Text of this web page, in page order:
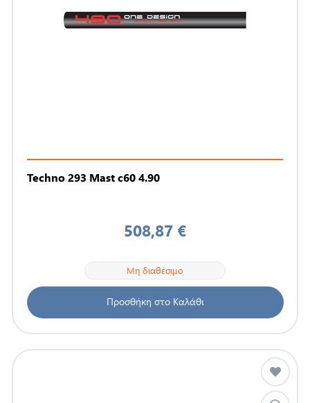
Techno 293 Mast c60 4.90
508,87 €
Μη διαθέσιμο
Προσθήκη στο Καλάθι